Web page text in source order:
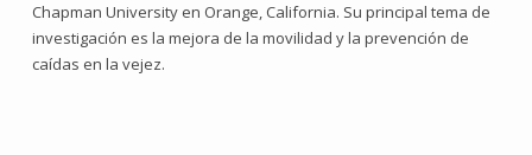
Chapman University en Orange, California. Su principal tema de
investigación es la mejora de la movilidad y la prevención de
caídas en la vejez.